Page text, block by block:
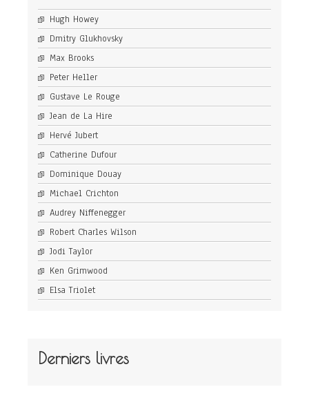
Hugh Howey
Dmitry Glukhovsky
Max Brooks
Peter Heller
Gustave Le Rouge
Jean de La Hire
Hervé Jubert
Catherine Dufour
Dominique Douay
Michael Crichton
Audrey Niffenegger
Robert Charles Wilson
Jodi Taylor
Ken Grimwood
Elsa Triolet
Derniers livres